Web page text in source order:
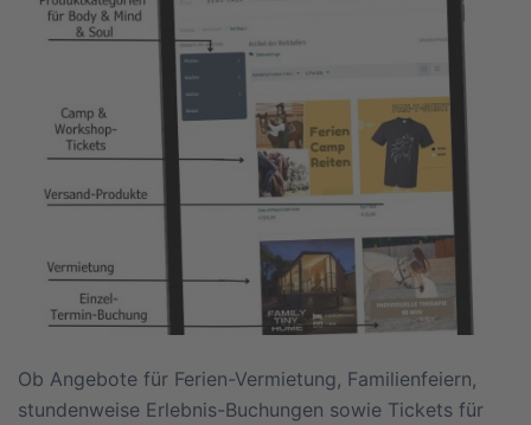
Ob Angebote für Ferien-Vermietung, Familienfeiern,
stundenweise Erlebnis-Buchungen sowie Tickets für